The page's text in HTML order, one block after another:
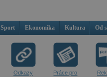
Sport Ekonomika Kultura Od
Odkazy
Práce pro